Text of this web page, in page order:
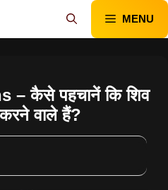
MENU
– कैसे पहचानें कि शिव
वाले हैं?